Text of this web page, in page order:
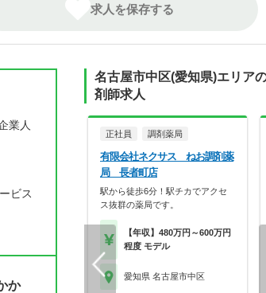
求人を保存する
業人
ビス
か
名古屋市中区(愛知県)エリア
剤師求人
正社員 調剤薬局
有限会社ネクサス ねお調剤薬
局 長者町店
駅から徒歩6分！駅チカでアクセ
ス抜群の薬局です。
【年収】480万円～600万円
程度 モデル
愛知県 名古屋市中区